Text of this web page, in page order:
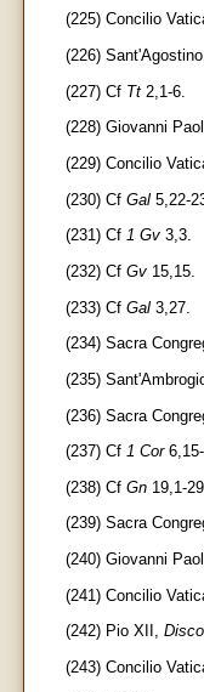
(225) Concilio
(226) Sant'Agostino,
(227) Cf Tt 2,1-6.
(228) Giovanni
(229) Concilio
(230) Cf Gal 5,22-
(231) Cf 1 Gv 3,3.
(232) Cf Gv 15,15.
(233) Cf Gal 3,27.
(234) Sacra
(235)
(236) Sacra
(237) Cf 1 Cor
(238) Cf Gn 19,1-
(239) Sacra
(240) Giovanni
(241) Concilio
(242) Pio XII,
(243) Concilio